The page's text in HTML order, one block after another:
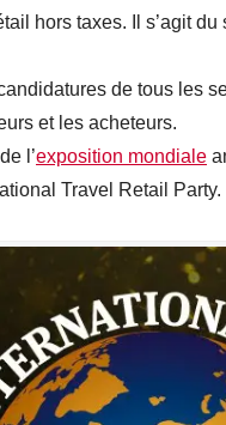
hors taxes. Il s’agit
de tous les
et les acheteurs.
l’exposition mondiale
Travel Retail Party.